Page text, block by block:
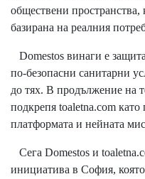
обществени пространства,
базирана на реалния
Domestos винаги е
по-безопасни санитарни
до тях. В продължение на
подкрепя toaletna.com
платформата и нейната
Сега Domestos и
инициатива в София,